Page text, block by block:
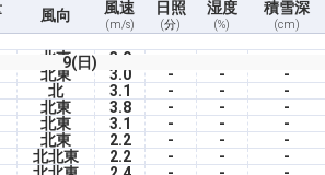
風向 風速
(m/s)
日照
(分)
湿度
(%)
積雪深
(cm)
9(日)
北東 3.9
北東 3.0 - -
-
北 3.1 - -
-
北東 3.8 - -
-
北東 3.1 - -
-
北東 2.2 - -
-
北北東 2.2 - -
-